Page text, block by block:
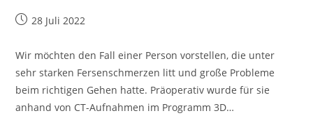
Beitrag28 Juli 2022
Wir möchten den Fall einer Person vorstellen, die unter
sehr starken Fersenschmerzen litt und große Probleme
beim richtigen Gehen hatte. Präoperativ wurde für sie
anhand von CT-Aufnahmen im Programm 3D…